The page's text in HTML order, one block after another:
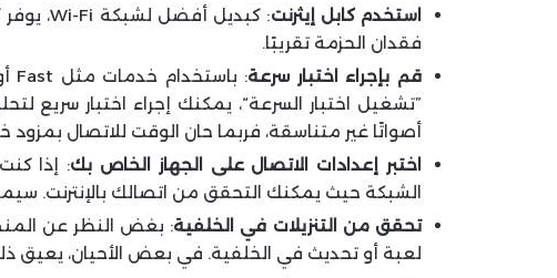
استخدم كابل إيثرنت
فقدان الحزمة تقريبًا.
قم بإجراء اختبار سرعة
”تشغيل اختبار السرعة“، يمكنك إجراء اختبار سريع
أصواتًا غير متناسقة، فربما حان الوقت للاتصال بمزود
اختبر إعدادات الاتصال على الجهاز الخاص بك
الشبكة حيث يمكنك التحقق من اتصالك بالإنترنت.
تحقق من التنزيلات في الخلفية: بغض النظر عن
لعبة أو تحديث في الخلفية. في بعض الأحيان، يعيق ذلك